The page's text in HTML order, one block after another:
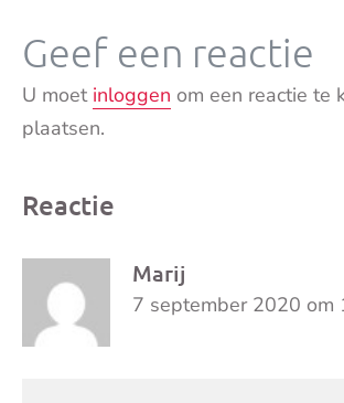
Geef een reactie
U moet inloggen om een reactie te
plaatsen.
Reactie
Marij
7 september 2020 om